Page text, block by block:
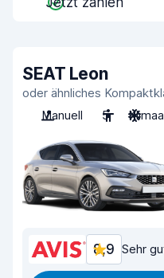
SEAT Leon
oder ähnliches
Manuell
5
8,9 Sehr